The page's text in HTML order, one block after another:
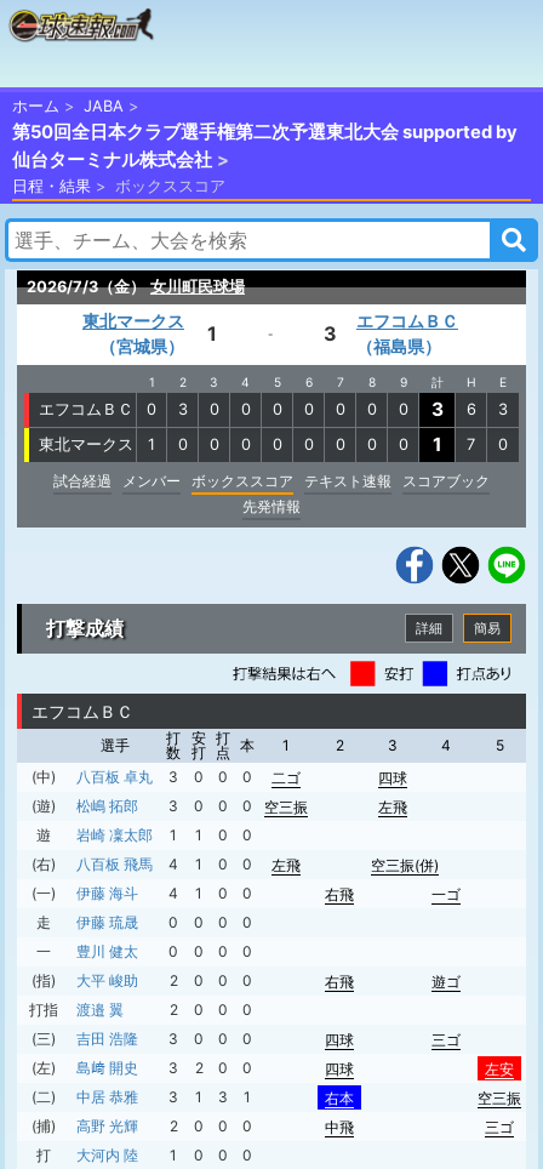
ホーム JABA
第50回全日本クラブ選手権第二次予選東北大会 supported by
仙台ターミナル株式会社
日程・結果 ボックススコア
2026/7/3（金） 女川町民球場
東北マークス
（宮城県）
1 - 3
エフコムＢＣ
（福島県）
1 2 3 4 5 6 7 8 9 計 H E
エフコムＢＣ 0 3 0 0 0 0 0 0 0 3 6
3
東北マークス
1 0 0 0 0 0 0 0 0 1 7
0
試合経過
メンバー ボックススコア テキスト速報
スコアブック
先発情報
打撃成績 簡易
詳細
エフコムＢＣ
選手
打
数
安
打
打
点 本 1 2 3 4
5
(中)
八百板 卓丸 3 0 0 0 二ゴ 四球
(遊)
松嶋 拓郎 3 0 0 0 空三振 左飛
遊
岩崎 凜太郎 1 1 0
0
(右)
八百板 飛馬 4 1 0 0 左飛 空三振(併)
(一)
伊藤 海斗 4 1 0 0 右飛 一ゴ
走
伊藤 琉晟 0 0 0
0
一
豊川 健太 0 0 0
0
(指)
大平 峻助 2 0 0 0 右飛
遊ゴ
打指
渡邉 翼 2 0 0
0
(三)
吉田 浩隆 3 0 0 0 四球
三ゴ
(左)
島﨑 開史 3 2 0 0 四球
左安
(二)
中居 恭雅 3 1 3 1 右本
空三振
(捕)
高野 光輝 2 0 0 0 中飛
三ゴ
打
大河内 陸 1 0 0
0